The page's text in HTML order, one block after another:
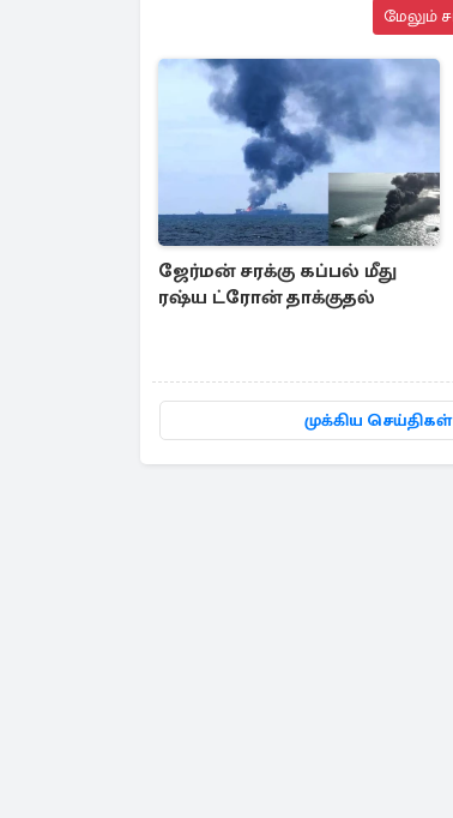
மேலும்
ஜேர்மன் சரக்கு கப்பல் மீது
ரஷ்ய ட்ரோன் தாக்குதல்
முக்கிய செய்திகள்